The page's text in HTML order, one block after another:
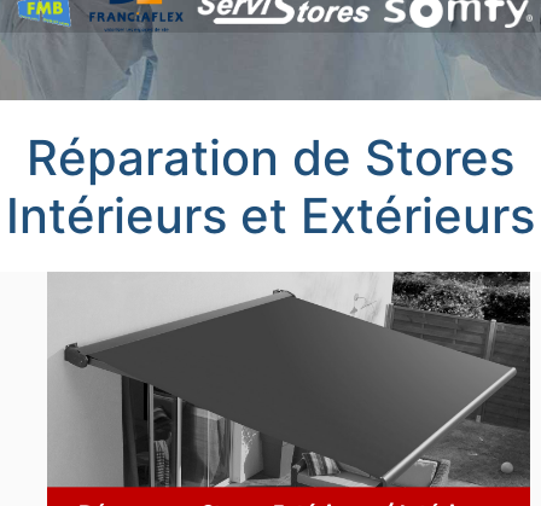
Réparation de Stores
Intérieurs et Extérieurs